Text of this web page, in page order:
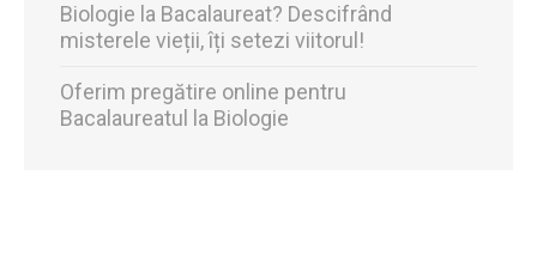
Biologie la Bacalaureat? Descifrând
misterele vieții, îți setezi viitorul!
Oferim pregătire online pentru
Bacalaureatul la Biologie